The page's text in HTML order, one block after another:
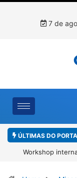
7 de
ÚLTIMAS DO
Workshop